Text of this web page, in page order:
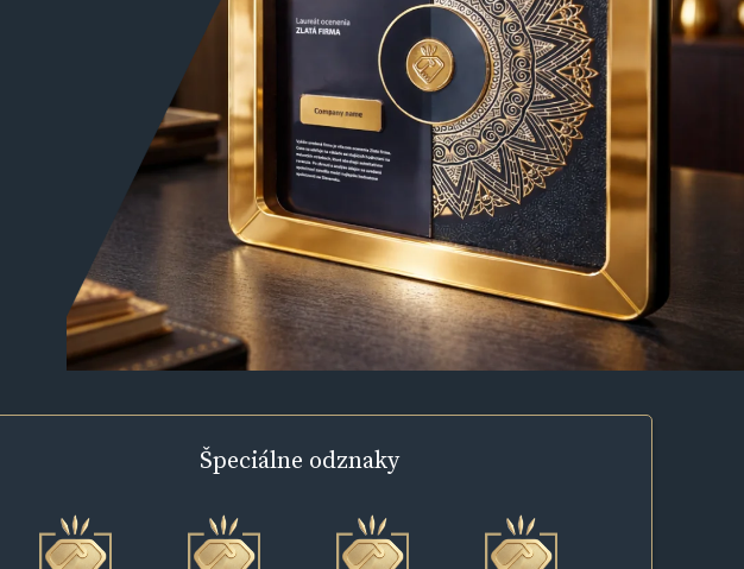
Špeciálne odznaky